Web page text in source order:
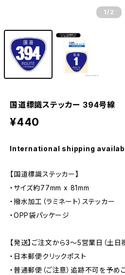
1 /2
国道標識ステッカー 394号線
¥440
International shipping
【国道標識ステッカー】
・サイズ約77mm x 81mm
・撥水加工（ラミネート）ステッカー
・OPP袋パッケージ
【発送】ご注文から3〜5営業日（土日
・日本郵便クリックポスト
・普通郵便（ご注意）追跡不可を予め